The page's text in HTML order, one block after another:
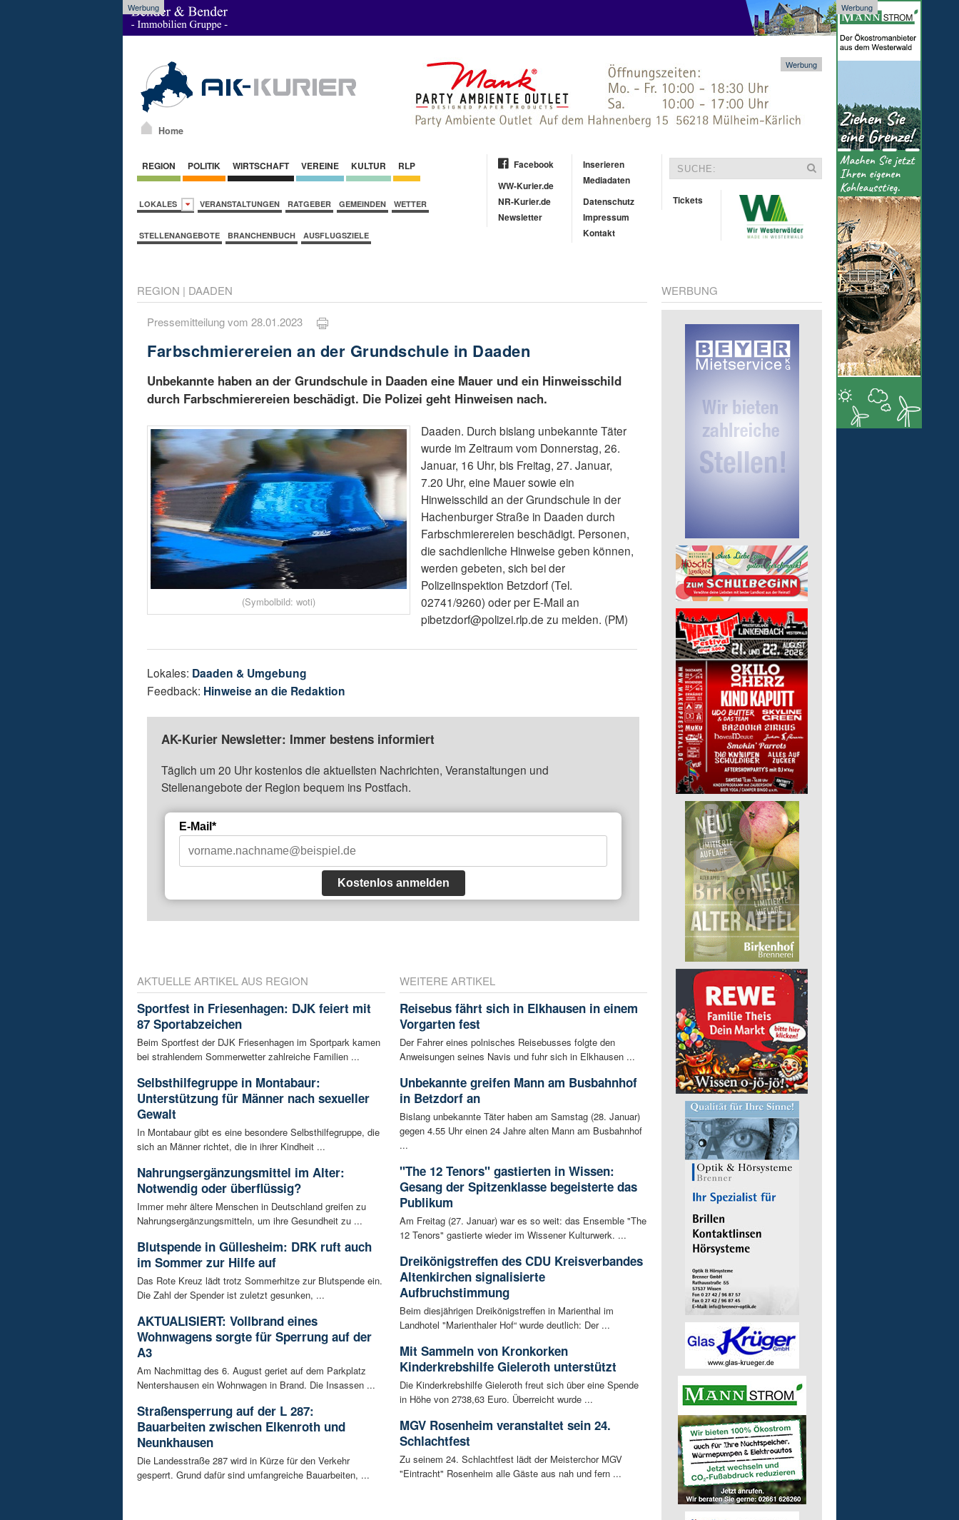
Werbung Werbung
Home
Werbung
REGION POLITIK WIRTSCHAFT VEREINE KULTUR RLP
LOKALES VERANSTALTUNGEN RATGEBER GEMEINDEN WETTER
STELLENANGEBOTE BRANCHENBUCH AUSFLUGSZIELE
Facebook
WW-Kurier.de
NR-Kurier.de
Newsletter
Inserieren
Mediadaten
Datenschutz
Impressum
Kontakt
Tickets
REGION | DAADEN
Pressemitteilung vom 28.01.2023
Farbschmierereien an der Grundschule in Daaden
Unbekannte haben an der Grundschule in Daaden eine Mauer und ein Hinweisschild
durch Farbschmierereien beschädigt. Die Polizei geht Hinweisen nach.
(Symbolbild: woti)
Daaden. Durch bislang unbekannte Täter
wurde im Zeitraum vom Donnerstag, 26.
Januar, 16 Uhr, bis Freitag, 27. Januar,
7.20 Uhr, eine Mauer sowie ein
Hinweisschild an der Grundschule in der
Hachenburger Straße in Daaden durch
Farbschmierereien beschädigt. Personen,
die sachdienliche Hinweise geben können,
werden gebeten, sich bei der
Polizeiinspektion Betzdorf (Tel.
02741/9260) oder per E-Mail an
pibetzdorf@polizei.rlp.de zu melden. (PM)
Lokales: Daaden & Umgebung
Feedback: Hinweise an die Redaktion
AK-Kurier Newsletter: Immer bestens informiert
Täglich um 20 Uhr kostenlos die aktuellsten Nachrichten, Veranstaltungen und
Stellenangebote der Region bequem ins Postfach.
E-Mail*
Kostenlos anmelden
AKTUELLE ARTIKEL AUS REGION
Sportfest in Friesenhagen: DJK feiert mit
87 Sportabzeichen
Beim Sportfest der DJK Friesenhagen im Sportpark kamen
bei strahlendem Sommerwetter zahlreiche Familien ...
Selbsthilfegruppe in Montabaur:
Unterstützung für Männer nach sexueller
Gewalt
In Montabaur gibt es eine besondere Selbsthilfegruppe, die
sich an Männer richtet, die in ihrer Kindheit ...
Nahrungsergänzungsmittel im Alter:
Notwendig oder überflüssig?
Immer mehr ältere Menschen in Deutschland greifen zu
Nahrungsergänzungsmitteln, um ihre Gesundheit zu ...
Blutspende in Güllesheim: DRK ruft auch
im Sommer zur Hilfe auf
Das Rote Kreuz lädt trotz Sommerhitze zur Blutspende ein.
Die Zahl der Spender ist zuletzt gesunken, ...
AKTUALISIERT: Vollbrand eines
Wohnwagens sorgte für Sperrung auf der
A3
Am Nachmittag des 6. August geriet auf dem Parkplatz
Nentershausen ein Wohnwagen in Brand. Die Insassen ...
Straßensperrung auf der L 287:
Bauarbeiten zwischen Elkenroth und
Neunkhausen
Die Landesstraße 287 wird in Kürze für den Verkehr
gesperrt. Grund dafür sind umfangreiche Bauarbeiten, ...
WEITERE ARTIKEL
Reisebus fährt sich in Elkhausen in einem
Vorgarten fest
Der Fahrer eines polnisches Reisebusses folgte den
Anweisungen seines Navis und fuhr sich in Elkhausen ...
Unbekannte greifen Mann am Busbahnhof
in Betzdorf an
Bislang unbekannte Täter haben am Samstag (28. Januar)
gegen 4.55 Uhr einen 24 Jahre alten Mann am Busbahnhof
...
"The 12 Tenors" gastierten in Wissen:
Gesang der Spitzenklasse begeisterte das
Publikum
Am Freitag (27. Januar) war es so weit: das Ensemble "The
12 Tenors" gastierte wieder im Wissener Kulturwerk. ...
Dreikönigstreffen des CDU Kreisverbandes
Altenkirchen signalisierte
Aufbruchstimmung
Beim diesjährigen Dreikönigstreffen in Marienthal im
Landhotel "Marienthaler Hof“ wurde deutlich: Der ...
Mit Sammeln von Kronkorken
Kinderkrebshilfe Gieleroth unterstützt
Die Kinderkrebshilfe Gieleroth freut sich über eine Spende
in Höhe von 2738,63 Euro. Überreicht wurde ...
MGV Rosenheim veranstaltet sein 24.
Schlachtfest
Zu seinem 24. Schlachtfest lädt der Meisterchor MGV
"Eintracht" Rosenheim alle Gäste aus nah und fern ...
WERBUNG